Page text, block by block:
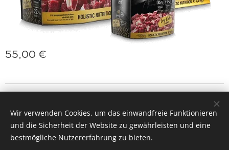
55,00 €
Sprachen
Slovenčina
Deutsch English Polski Magyar
Wir verwenden Cookies, um das einwandfreie Funktionieren
und die Sicherheit der Website zu gewährleisten und eine
bestmögliche Nutzererfahrung zu bieten.